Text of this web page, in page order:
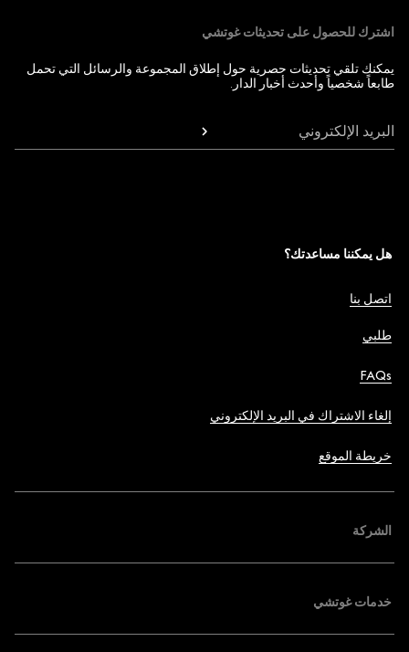
اشترك للحصول على تحديثات غوتشي
يمكنك تلقي تحديثات حصرية حول إطلاق المجموعة والرسائل التي تحمل
طابعاً شخصياً وأحدث أخبار الدار.
البريد الإلكتروني
هل يمكننا مساعدتك؟
اتصل بنا
طلبي
FAQs
إلغاء الاشتراك في البريد الإلكتروني
خريطة الموقع
الشركة
خدمات غوتشي